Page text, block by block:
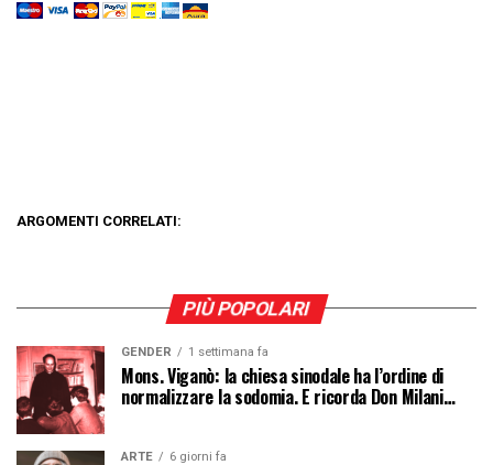
ARGOMENTI CORRELATI:
PIÙ POPOLARI
GENDER 1 settimana fa
Mons. Viganò: la chiesa sinodale ha l’ordine di
normalizzare la sodomia. E ricorda Don Milani…
ARTE 6 giorni fa